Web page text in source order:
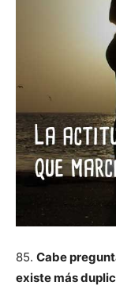
85. Cabe
existe más